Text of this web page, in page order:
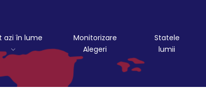
azi în lume
Monitorizare
Alegeri
Statele
lumii